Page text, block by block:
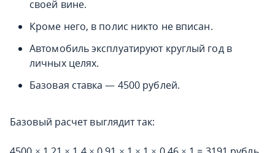
своей вине.
Кроме него, в полис никто не вписан.
Автомобиль эксплуатируют круглый год в
личных целях.
Базовая ставка — 4500 рублей.
Базовый расчет выглядит так: